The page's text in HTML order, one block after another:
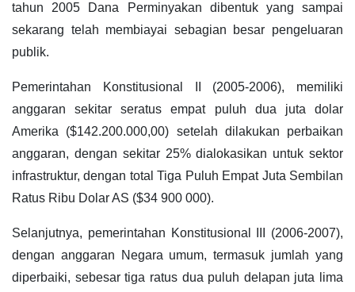
tahun 2005 Dana Perminyakan dibentuk yang sampai
sekarang telah membiayai sebagian besar pengeluaran
publik.
Pemerintahan Konstitusional II (2005-2006), memiliki
anggaran sekitar seratus empat puluh dua juta dolar
Amerika ($142.200.000,00) setelah dilakukan perbaikan
anggaran, dengan sekitar 25% dialokasikan untuk sektor
infrastruktur, dengan total Tiga Puluh Empat Juta Sembilan
Ratus Ribu Dolar AS ($34 900 000).
Selanjutnya, pemerintahan Konstitusional III (2006-2007),
dengan anggaran Negara umum, termasuk jumlah yang
diperbaiki, sebesar tiga ratus dua puluh delapan juta lima